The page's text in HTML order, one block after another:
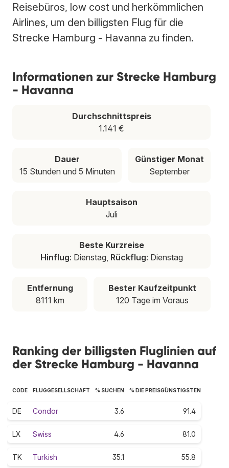
Reisebüros, low cost und herkömmlichen
Airlines, um den billigsten Flug für die
Strecke Hamburg - Havanna zu finden.
Informationen zur Strecke Hamburg
- Havanna
Durchschnittspreis
1.141 €
Dauer
15 Stunden und 5 Minuten
Günstiger Monat
September
Hauptsaison
Juli
Beste Kurzreise
Hinflug: Dienstag, Rückflug: Dienstag
Entfernung
8111 km
Bester Kaufzeitpunkt
120 Tage im Voraus
Ranking der billigsten Fluglinien auf
der Strecke Hamburg - Havanna
CODE FLUGGESELLSCHAFT % SUCHEN % DIE PREISGÜNSTIGSTEN
DE Condor 3.6 91.4
LX Swiss 4.6 81.0
TK Turkish 35.1 55.8